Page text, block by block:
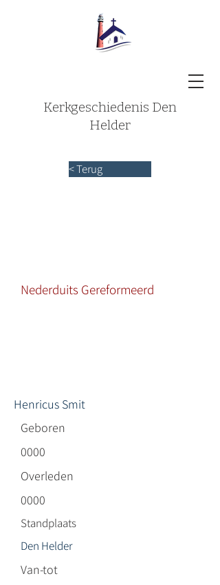
Kerkgeschiedenis Den
Helder
< Terug
Nederduits Gereformeerd
Henricus Smit
Geboren
0000
Overleden
0000
Standplaats
Den Helder
Van-tot